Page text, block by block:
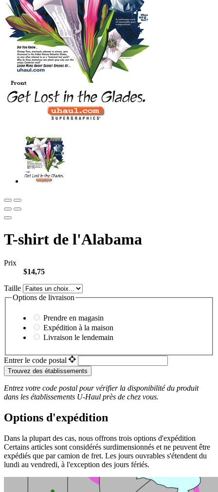
T-shirt de l'Alabama
Prix
$14,75
Taille
Options de livraison
Prendre en magasin
Expédition à la maison
Livraison le lendemain
Entrer le code postal
Trouvez des établissements
Entrez votre code postal pour vérifier la disponibilité du produit
dans les établissements U-Haul près de chez vous.
Options d'expédition
Dans la plupart des cas, nous offrons trois options d'expédition
Certains articles sont considérés surdimensionnés et ne peuvent être
expédiés que par camion de fret. Les jours ouvrables s'étendent du
lundi au vendredi, à l'exception des jours fériés.